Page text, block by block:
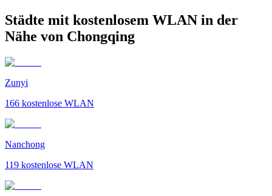
Städte mit kostenlosem WLAN in der
Nähe von Chongqing
Zunyi
166 kostenlose WLAN
Nanchong
119 kostenlose WLAN